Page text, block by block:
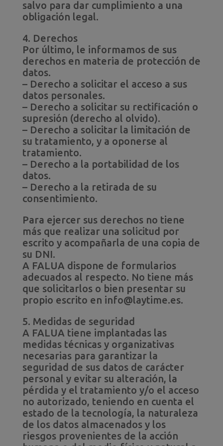
salvo para dar cumplimiento a una
obligación legal.
4. Derechos
Por último, le informamos de sus
derechos en materia de protección de
datos.
– Derecho a solicitar el acceso a sus
datos personales.
– Derecho a solicitar su rectificación o
supresión (derecho al olvido).
– Derecho a solicitar la limitación de
su tratamiento, y a oponerse al
tratamiento.
– Derecho a la portabilidad de los
datos.
– Derecho a la retirada de su
consentimiento.
Para ejercer sus derechos no tiene
más que realizar una solicitud por
escrito y acompañarla de una copia de
su DNI.
A FALUA dispone de formularios
adecuados al respecto. No tiene más
que solicitarlos o bien presentar su
propio escrito en info@laytime.es.
5. Medidas de seguridad
A FALUA tiene implantadas las
medidas técnicas y organizativas
necesarias para garantizar la
seguridad de sus datos de carácter
personal y evitar su alteración, la
pérdida y el tratamiento y/o el acceso
no autorizado, teniendo en cuenta el
estado de la tecnología, la naturaleza
de los datos almacenados y los
riesgos provenientes de la acción